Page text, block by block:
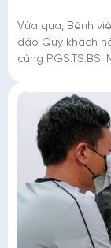
Vừa qua, Bệnh
đảo Quý khách
cùng